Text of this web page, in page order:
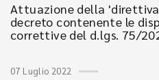
Attuazione della
decreto contenente le
correttive del d.lgs. 75/
07 Luglio 2022